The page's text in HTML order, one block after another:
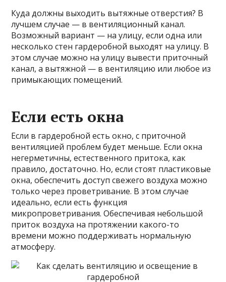
Куда должны выходить вытяжные отверстия? В
лучшем случае — в вентиляционный канал.
Возможный вариант — на улицу, если одна или
несколько стен гардеробной выходят на улицу. В
этом случае можно на улицу вывести приточный
канал, а вытяжной — в вентиляцию или любое из
примыкающих помещений.
Если есть окна
Если в гардеробной есть окно, с приточной
вентиляцией проблем будет меньше. Если окна
негерметичны, естественного притока, как
правило, достаточно. Но, если стоят пластиковые
окна, обеспечить доступ свежего воздуха можно
только через проветривание. В этом случае
идеально, если есть функция
микропроветривания. Обеспечивая небольшой
приток воздуха на протяжении какого-то
времени можно поддерживать нормальную
атмосферу.